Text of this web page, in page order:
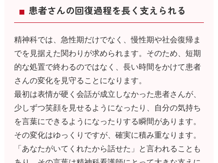
患者さんの回復過程を長く支えられる
精神科では、急性期だけでなく、慢性期や社会復帰ま
でを見据えた関わりが求められます。そのため、短期
的な処置で終わるのではなく、長い時間をかけて患者
さんの変化を見守ることになります。
最初は表情が硬く会話が成立しなかった患者さんが、
少しずつ笑顔を見せるようになったり、自分の気持ち
を言葉にできるようになったりする瞬間があります。
その変化はゆっくりですが、確実に積み重なります。
「あなたがいてくれたから話せた」と言われることも